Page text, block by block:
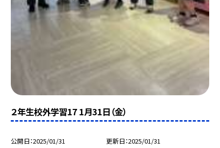
２年生校外学習17 1月31日（金）
公開日 2025/01/31 更新日 2025/01/31